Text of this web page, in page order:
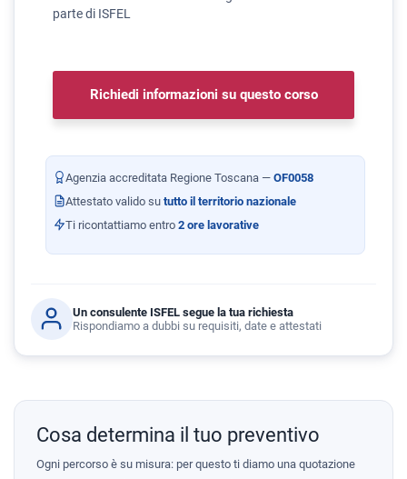
parte di ISFEL
Richiedi informazioni su questo corso
Agenzia accreditata Regione Toscana — OF0058
Attestato valido su tutto il territorio nazionale
Ti ricontattiamo entro 2 ore lavorative
Un consulente ISFEL segue la tua richiesta
Rispondiamo a dubbi su requisiti, date e attestati
Cosa determina il tuo preventivo
Ogni percorso è su misura: per questo ti diamo una quotazione